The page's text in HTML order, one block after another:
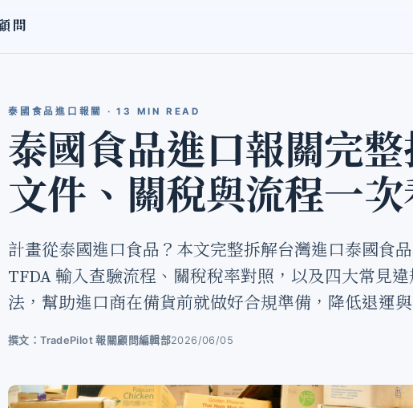
問
泰國食品進口報關 · 13 MIN READ
泰國食品進口報關完整
文件、關稅與流程一
計畫從泰國進口食品？本文完整拆解台灣進口泰國食品
TFDA 輸入查驗流程、關稅稅率對照，以及四大常見
法，幫助進口商在備貨前就做好合規準備，降低退運與
撰文：TradePilot 報關顧問編輯部2026/06/05